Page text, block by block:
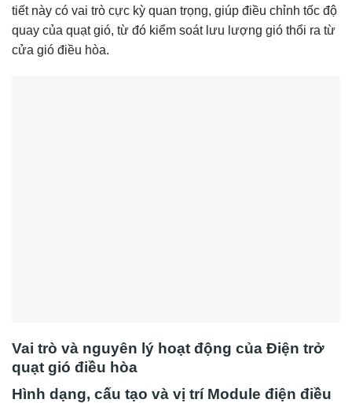
tiết này có vai trò cực kỳ quan trọng, giúp điều chỉnh tốc độ
quay của quạt gió, từ đó kiểm soát lưu lượng gió thổi ra từ
cửa gió điều hòa.
Vai trò và nguyên lý hoạt động của Điện trở
quạt gió điều hòa
Hình dạng, cấu tạo và vị trí Module điện điều